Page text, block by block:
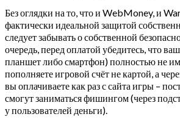
Без оглядки на то, что и WebMoney, и
фактически идеальной защитой
следует забывать о собственной
очередь, перед оплатой убедитесь, что
планшет либо смартфон) полностью не
пополняете игровой счёт не картой, а
вы оплачиваете как раз с сайта игры –
смогут заниматься фишингом (через
у пользователей деньги).